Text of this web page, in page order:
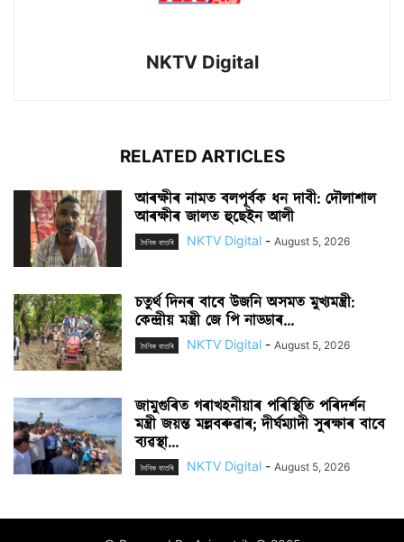
NKTV Digital
RELATED ARTICLES
আৰক্ষীৰ নামত বলপূৰ্বক ধন দাবী: দৌলাশাল
আৰক্ষীৰ জালত হুছেইন আলী
দৈনিক বাতৰি NKTV Digital - August 5, 2026
চতুৰ্থ দিনৰ বাবে উজনি অসমত মুখ্যমন্ত্ৰী:
কেন্দ্ৰীয় মন্ত্ৰী জে পি নাড্ডাৰ...
দৈনিক বাতৰি NKTV Digital - August 5, 2026
জামুগুৰিত গৰাখহনীয়াৰ পৰিস্থিতি পৰিদৰ্শন
মন্ত্ৰী জয়ন্ত মল্লবৰুৱাৰ; দীৰ্ঘম্যাদী সুৰক্ষাৰ বাবে
ব্যৱস্থা...
দৈনিক বাতৰি NKTV Digital - August 5, 2026